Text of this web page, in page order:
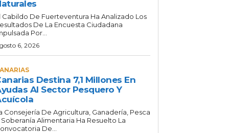
Cabildo De Fuerteventura Ha Analizado Los
De La Encuesta Ciudadana
Por...
6, 2026
Destina 7,1 Millones En
Al Sector Pesquero Y
Consejería De Agricultura, Ganadería, Pesca
Soberanía Alimentaria Ha Resuelto La
De...